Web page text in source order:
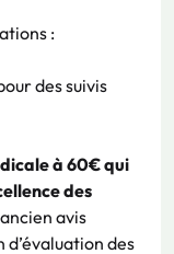
:
des suivis
à 60€ qui
des
avis
des